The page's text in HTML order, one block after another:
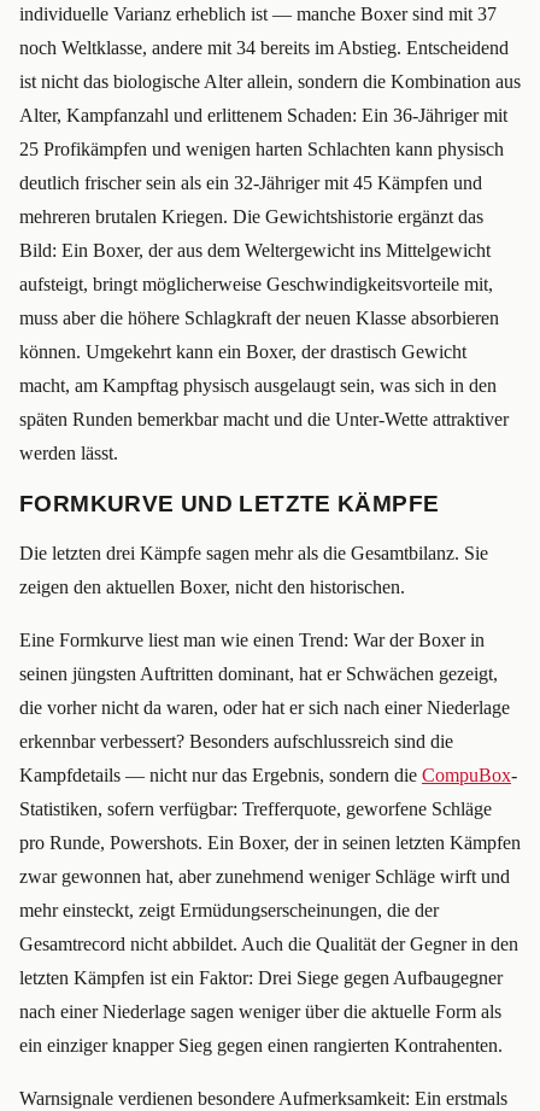
individuelle Varianz erheblich ist — manche Boxer sind mit 37
noch Weltklasse, andere mit 34 bereits im Abstieg. Entscheidend
ist nicht das biologische Alter allein, sondern die Kombination aus
Alter, Kampfanzahl und erlittenem Schaden: Ein 36-Jähriger mit
25 Profikämpfen und wenigen harten Schlachten kann physisch
deutlich frischer sein als ein 32-Jähriger mit 45 Kämpfen und
mehreren brutalen Kriegen. Die Gewichtshistorie ergänzt das
Bild: Ein Boxer, der aus dem Weltergewicht ins Mittelgewicht
aufsteigt, bringt möglicherweise Geschwindigkeitsvorteile mit,
muss aber die höhere Schlagkraft der neuen Klasse absorbieren
können. Umgekehrt kann ein Boxer, der drastisch Gewicht
macht, am Kampftag physisch ausgelaugt sein, was sich in den
späten Runden bemerkbar macht und die Unter-Wette attraktiver
werden lässt.
FORMKURVE UND LETZTE KÄMPFE
Die letzten drei Kämpfe sagen mehr als die Gesamtbilanz. Sie
zeigen den aktuellen Boxer, nicht den historischen.
Eine Formkurve liest man wie einen Trend: War der Boxer in
seinen jüngsten Auftritten dominant, hat er Schwächen gezeigt,
die vorher nicht da waren, oder hat er sich nach einer Niederlage
erkennbar verbessert? Besonders aufschlussreich sind die
Kampfdetails — nicht nur das Ergebnis, sondern die CompuBox-
Statistiken, sofern verfügbar: Trefferquote, geworfene Schläge
pro Runde, Powershots. Ein Boxer, der in seinen letzten Kämpfen
zwar gewonnen hat, aber zunehmend weniger Schläge wirft und
mehr einsteckt, zeigt Ermüdungserscheinungen, die der
Gesamtrecord nicht abbildet. Auch die Qualität der Gegner in den
letzten Kämpfen ist ein Faktor: Drei Siege gegen Aufbaugegner
nach einer Niederlage sagen weniger über die aktuelle Form als
ein einziger knapper Sieg gegen einen rangierten Kontrahenten.
Warnsignale verdienen besondere Aufmerksamkeit: Ein erstmals